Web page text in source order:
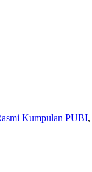
Kumpulan PUBI,